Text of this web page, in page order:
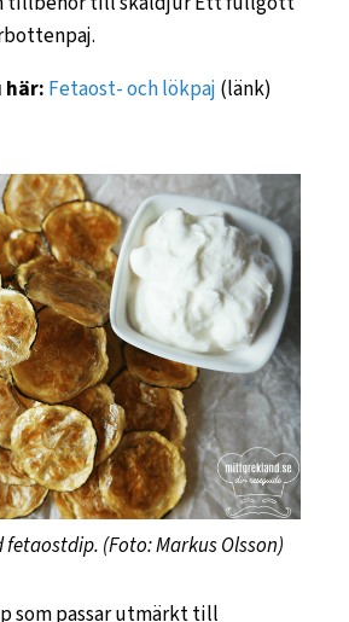
här: Fetaost- och lökpaj (länk)
fetaostdip. (Foto: Markus Olsson)
som passar utmärkt till